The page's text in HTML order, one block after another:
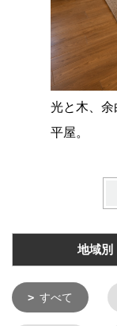
光と木、
平屋。
地域別
すべて